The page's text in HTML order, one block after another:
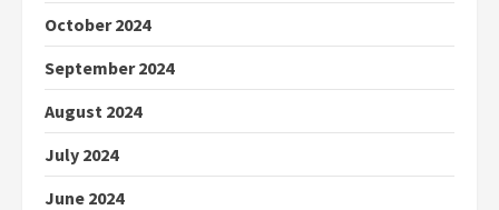
October 2024
September 2024
August 2024
July 2024
June 2024